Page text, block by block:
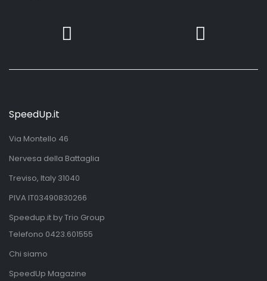
SpeedUp.it
Via Montello 46
Nervesa della Battaglia
Treviso, Italy 31040
PIVA IT03490830266
Speedup.it by Trio Group
Telefono 0423.601555
Chi siamo
SpeedUp Magazine